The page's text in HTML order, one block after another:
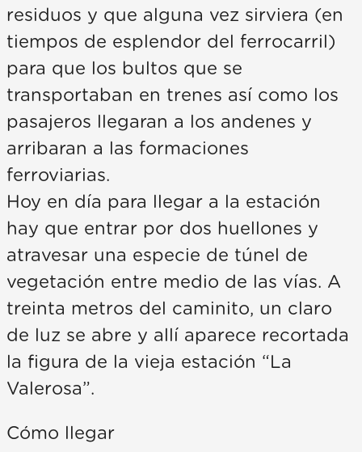
residuos y que alguna vez sirviera (en
tiempos de esplendor del ferrocarril)
para que los bultos que se
transportaban en trenes así como los
pasajeros llegaran a los andenes y
arribaran a las formaciones
ferroviarias.
Hoy en día para llegar a la estación
hay que entrar por dos huellones y
atravesar una especie de túnel de
vegetación entre medio de las vías. A
treinta metros del caminito, un claro
de luz se abre y allí aparece recortada
la figura de la vieja estación “La
Valerosa”.
Cómo llegar